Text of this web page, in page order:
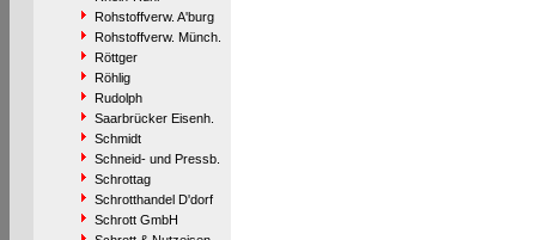
Rohstoffverw. A'burg
Rohstoffverw. Münch.
Röttger
Röhlig
Rudolph
Saarbrücker Eisenh.
Schmidt
Schneid- und Pressb.
Schrottag
Schrotthandel D'dorf
Schrott GmbH